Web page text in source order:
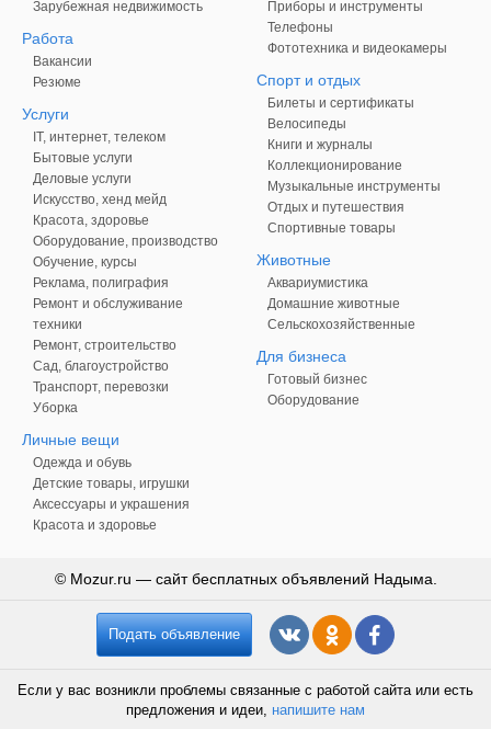
Зарубежная недвижимость
Работа
Вакансии
Резюме
Услуги
IT, интернет, телеком
Бытовые услуги
Деловые услуги
Искусство, хенд мейд
Красота, здоровье
Оборудование, производство
Обучение, курсы
Реклама, полиграфия
Ремонт и обслуживание
техники
Ремонт, строительство
Сад, благоустройство
Транспорт, перевозки
Уборка
Личные вещи
Одежда и обувь
Детские товары, игрушки
Аксессуары и украшения
Красота и здоровье
Приборы и инструменты
Телефоны
Фототехника и видеокамеры
Спорт и отдых
Билеты и сертификаты
Велосипеды
Книги и журналы
Коллекционирование
Музыкальные инструменты
Отдых и путешествия
Спортивные товары
Животные
Аквариумистика
Домашние животные
Сельскохозяйственные
Для бизнеса
Готовый бизнес
Оборудование
© Mozur.ru — сайт бесплатных объявлений Надыма.
Подать объявление
Если у вас возникли проблемы связанные с работой сайта или есть
предложения и идеи, напишите нам